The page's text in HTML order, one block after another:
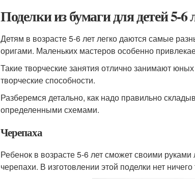
Поделки из бумаги для детей 5-
Детям в возрасте 5-6 лет легко даются самые
оригами. Маленьких мастеров особенно
Такие творческие занятия отлично занимают
творческие способности.
Разберемся детально, как надо правильно
определенными схемами.
Черепаха
Ребенок в возрасте 5-6 лет сможет своими
черепахи. В изготовлении этой поделки нет ничего